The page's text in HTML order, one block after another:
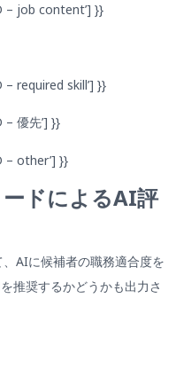
job content’] }}
skill’] }}
優先’] }}
other’] }}
ドによるAI評
、AIに候補者の職務適合度を
推奨するかどうかも出力さ